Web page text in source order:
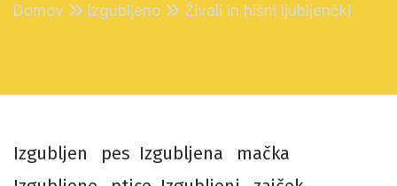
Domov Izgubljeno Živali in hišni ljubljenčki
Izgubljen pes Izgubljena mačka